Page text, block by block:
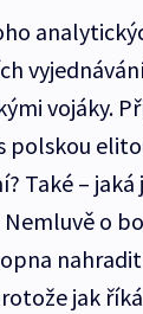
vojáky.
Také –
o
jak